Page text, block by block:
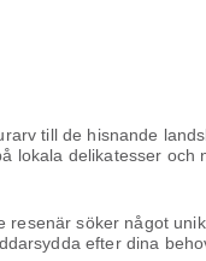
till de hisnande
lokala delikatesser och
resenär söker något
efter dina